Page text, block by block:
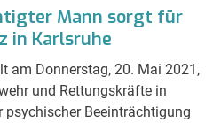
Mann sorgt für
in Karlsruhe
am Donnerstag, 20. Mai 2021,
und Rettungskräfte in
Beeinträchtigung